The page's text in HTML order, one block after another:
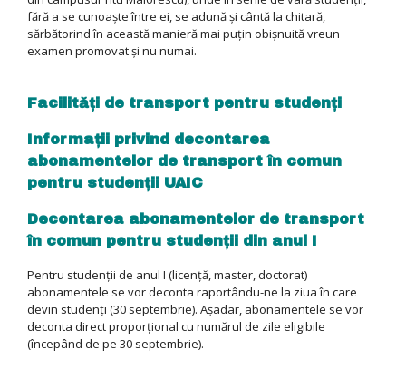
fără a se cunoaşte între ei, se adună şi cântă la chitară,
sărbătorind în această manieră mai puţin obişnuită vreun
examen promovat şi nu numai.
Facilități de transport pentru studenți
Informații privind decontarea
abonamentelor de transport în comun
pentru studenții UAIC
Decontarea abonamentelor de transport
în comun pentru studenții din anul I
Pentru studenții de anul I (licență, master, doctorat)
abonamentele se vor deconta raportându-ne la ziua în care
devin studenți (30 septembrie). Așadar, abonamentele se vor
deconta direct proporțional cu numărul de zile eligibile
(începând de pe 30 septembrie).